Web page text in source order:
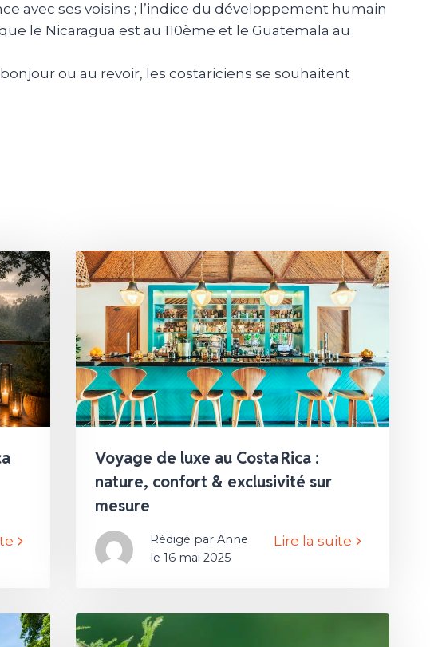
avec ses voisins ; l’indice du développement humain
le Nicaragua est au 110ème et le Guatemala au
ou au revoir, les costariciens se souhaitent
Voyage de luxe au Costa Rica :
nature, confort & exclusivité sur
mesure
Rédigé par Anne
le 16 mai 2025
Lire la suite